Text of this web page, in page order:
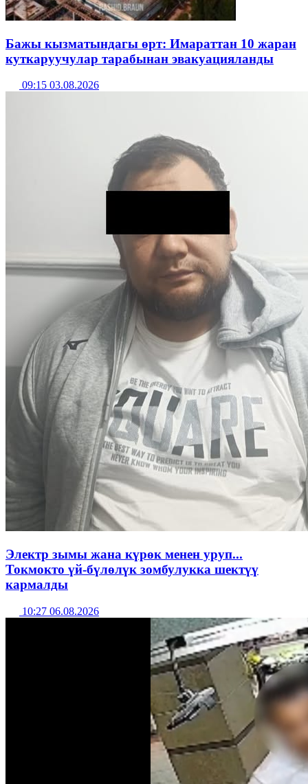
Бажы кызматындагы өрт: Имараттан 10 жаран
куткаруучулар тарабынан эвакуацияланды
09:15 03.08.2026
Электр зымы жана күрөк менен уруп...
Токмокто үй-бүлөлүк зомбулукка шектүү
кармалды
10:27 06.08.2026